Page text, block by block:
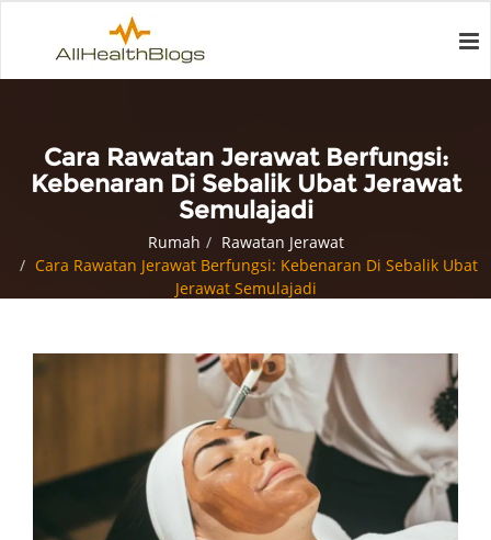
Cara Rawatan Jerawat Berfungsi:
Kebenaran Di Sebalik Ubat Jerawat
Semulajadi
Rumah
Rawatan Jerawat
Cara Rawatan Jerawat Berfungsi: Kebenaran Di Sebalik Ubat
Jerawat Semulajadi